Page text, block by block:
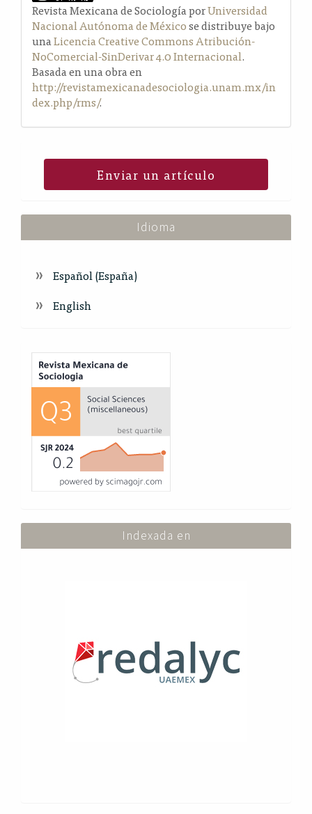
Revista Mexicana de Sociología porUniversidad
Nacional Autónoma de Méxicose distribuye bajo
unaLicencia Creative Commons Atribución-
NoComercial-SinDerivar 4.0 Internacional.
Basada en una obra en
http://revistamexicanadesociologia.unam.mx/in
dex.php/rms/.
Enviar un artículo
Idioma
Español (España)
English
Index
Indexada en